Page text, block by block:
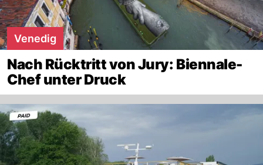
Venedig
Nach Rücktritt von Jury: Biennale-
Chef unter Druck